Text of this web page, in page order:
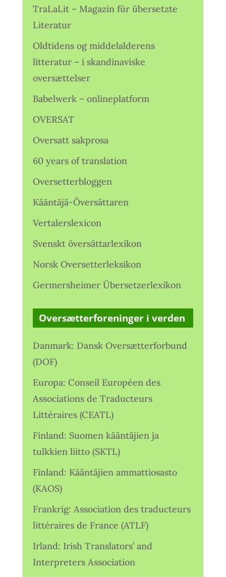
TraLaLit – Magazin für übersetzte
Literatur
Oldtidens og middelalderens
litteratur – i skandinaviske
oversættelser
Babelwerk – onlineplatform
OVERSAT
Oversatt sakprosa
60 years of translation
Oversetterbloggen
Kääntäjä-Översättaren
Vertalerslexicon
Svenskt översättarlexikon
Norsk Oversetterleksikon
Germersheimer Übersetzerlexikon
Oversætterforeninger i verden
Danmark: Dansk Oversætterforbund
(DOF)
Europa: Conseil Européen des
Associations de Traducteurs
Littéraires (CEATL)
Finland: Suomen kääntäjien ja
tulkkien liitto (SKTL)
Finland: Kääntäjien ammattiosasto
(KAOS)
Frankrig: Association des traducteurs
littéraires de France (ATLF)
Irland: Irish Translators’ and
Interpreters Association